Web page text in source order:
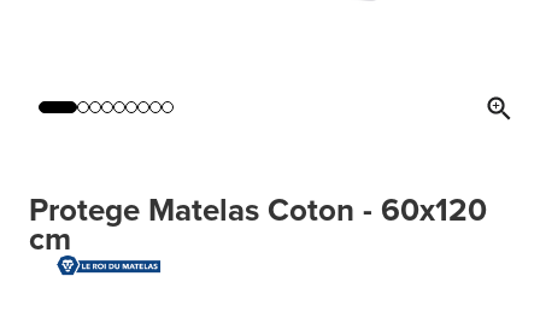
Protege Matelas Coton - 60x120
cm